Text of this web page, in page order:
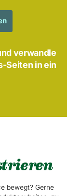
verwandle
Seiten in ein
bewegt? Gerne